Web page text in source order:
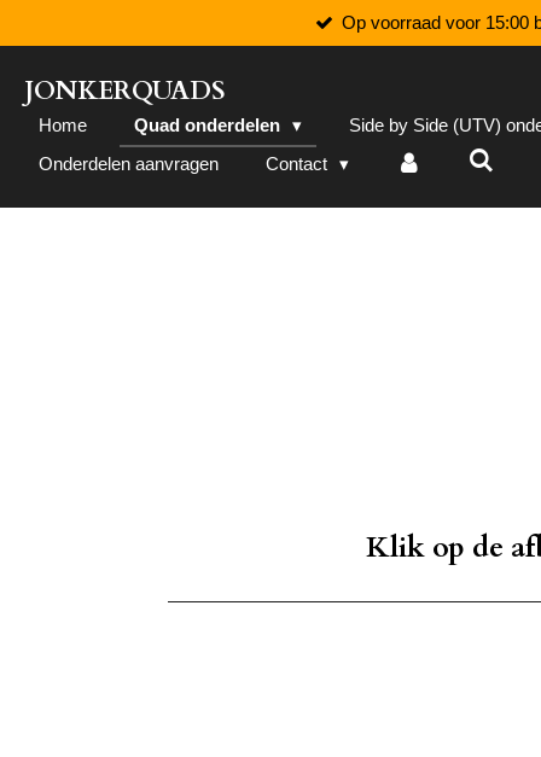
direct
naar
de
hoofdinhoud
Op voorraad voor 15:00
JONKERQUADS
Home Quad onderdelen
Side by Side (UTV)
Onderdelen aanvragen
Contact
Klik op de